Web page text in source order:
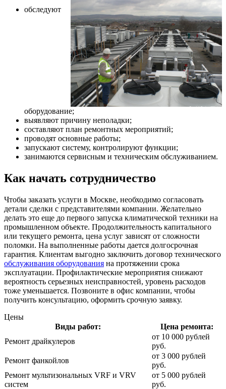
обследуют
оборудование;
выявляют причину неполадки;
составляют план ремонтных мероприятий;
проводят основные работы;
запускают систему, контролируют функции;
занимаются сервисным и техническим обслуживанием.
Как начать сотрудничество
Чтобы заказать услуги в Москве, необходимо согласовать
детали сделки с представителями компании. Желательно
делать это еще до первого запуска климатической техники на
промышленном объекте. Продолжительность капитального
или текущего ремонта, цена услуг зависят от сложности
поломки. На выполненные работы дается долгосрочная
гарантия. Клиентам выгодно заключить договор технического
обслуживания оборудования на протяжении срока
эксплуатации. Профилактические мероприятия снижают
вероятность серьезных неисправностей, уровень расходов
тоже уменьшается. Позвоните в офис компании, чтобы
получить консультацию, оформить срочную заявку.
Цены
Виды работ:
Цена ремонта:
Ремонт драйкулеров
от 10 000 рублей
руб.
Ремонт фанкойлов
от 3 000 рублей
руб.
Ремонт мультизональных VRF и VRV
систем
от 5 000 рублей
руб.